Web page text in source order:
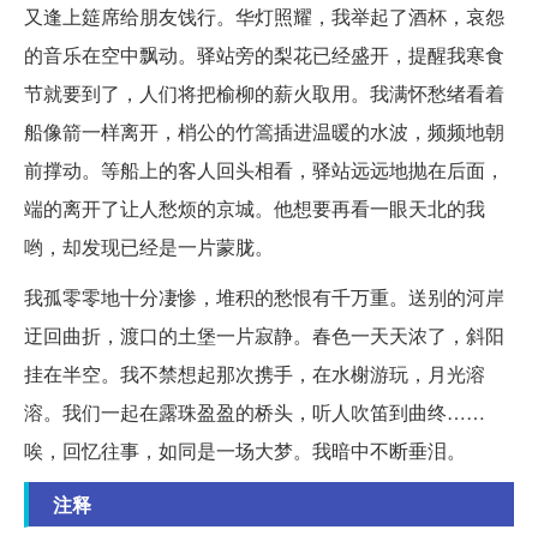
又逢上筵席给朋友饯行。华灯照耀，我举起了酒杯，哀怨
的音乐在空中飘动。驿站旁的梨花已经盛开，提醒我寒食
节就要到了，人们将把榆柳的薪火取用。我满怀愁绪看着
船像箭一样离开，梢公的竹篙插进温暖的水波，频频地朝
前撑动。等船上的客人回头相看，驿站远远地抛在后面，
端的离开了让人愁烦的京城。他想要再看一眼天北的我
哟，却发现已经是一片蒙胧。
我孤零零地十分凄惨，堆积的愁恨有千万重。送别的河岸
迂回曲折，渡口的土堡一片寂静。春色一天天浓了，斜阳
挂在半空。我不禁想起那次携手，在水榭游玩，月光溶
溶。我们一起在露珠盈盈的桥头，听人吹笛到曲终……
唉，回忆往事，如同是一场大梦。我暗中不断垂泪。
注释